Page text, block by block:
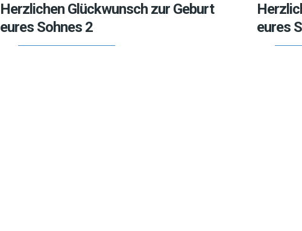
Herzlichen Glückwunsch zur Geburt
eures Sohnes 2
eures